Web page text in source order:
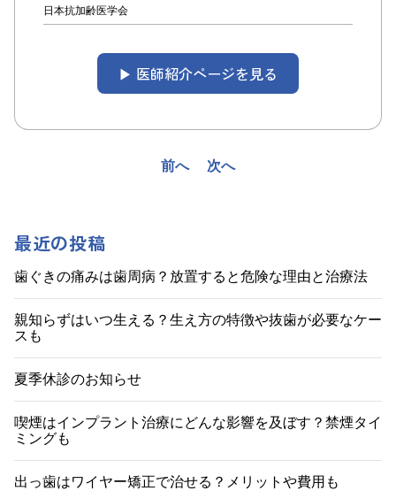
日本抗加齢医学会
▶︎ 医師紹介ページを見る
ナ
ビ
ゲ
ー
シ
ョ
ン
前へ 次へ
最近の投稿
歯ぐきの痛みは歯周病？放置すると危険な理由と治療法
親知らずはいつ生える？生え方の特徴や抜歯が必要なケー
スも
夏季休診のお知らせ
喫煙はインプラント治療にどんな影響を及ぼす？禁煙タイ
ミングも
出っ歯はワイヤー矯正で治せる？メリットや費用も